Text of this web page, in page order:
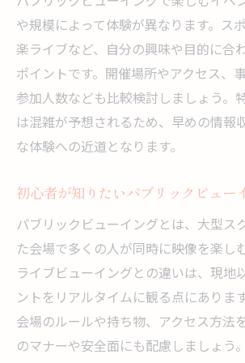
グ体験
パブリックビューイングで
工夫
ライブビューイングとの違いを
パブリックビューイングと
ングの基本的な違い
いを比較
パブリックビューイングの
験の違い
イベントごとに選ぶパブリ
グとライブビューイング
パブリックビューイングと
他の表現
や規模によって体験が異なります。ス
楽ライブなど、自分の興味や目的に合
ポイントです。開催場所やアクセス、
参加人数なども比較検討しましょう。
は混雑が予想されるため、早めの情報
な体験への近道となります。
初心者が知りたいパブリックビュー
パブリックビューイングとは、大型ス
た会場で多くの人が同時に映像を楽し
ライブビューイングとの違いは、現地
ントをリアルタイムに観る点にありま
会場のルールや持ち物、アクセス方法
のマナーや安全面にも配慮しましょう